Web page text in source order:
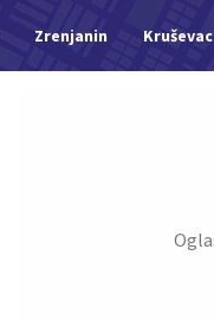
Zrenjanin Kruševac